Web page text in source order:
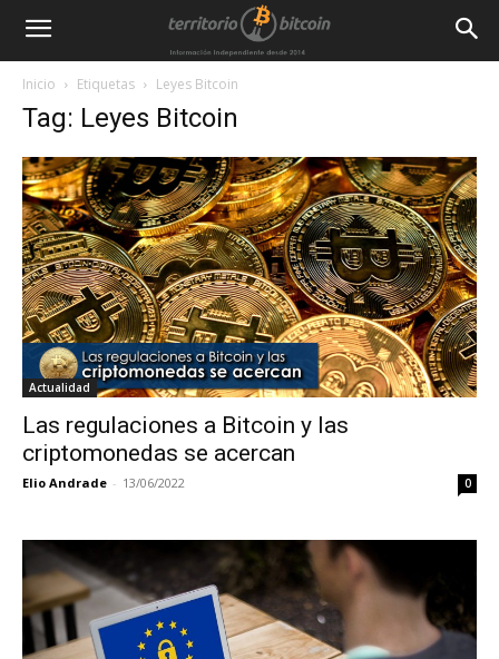
Inicio Etiquetas Leyes Bitcoin
Tag: Leyes Bitcoin
Actualidad
Las regulaciones a Bitcoin y las
criptomonedas se acercan
Elio Andrade - 13/06/2022 0